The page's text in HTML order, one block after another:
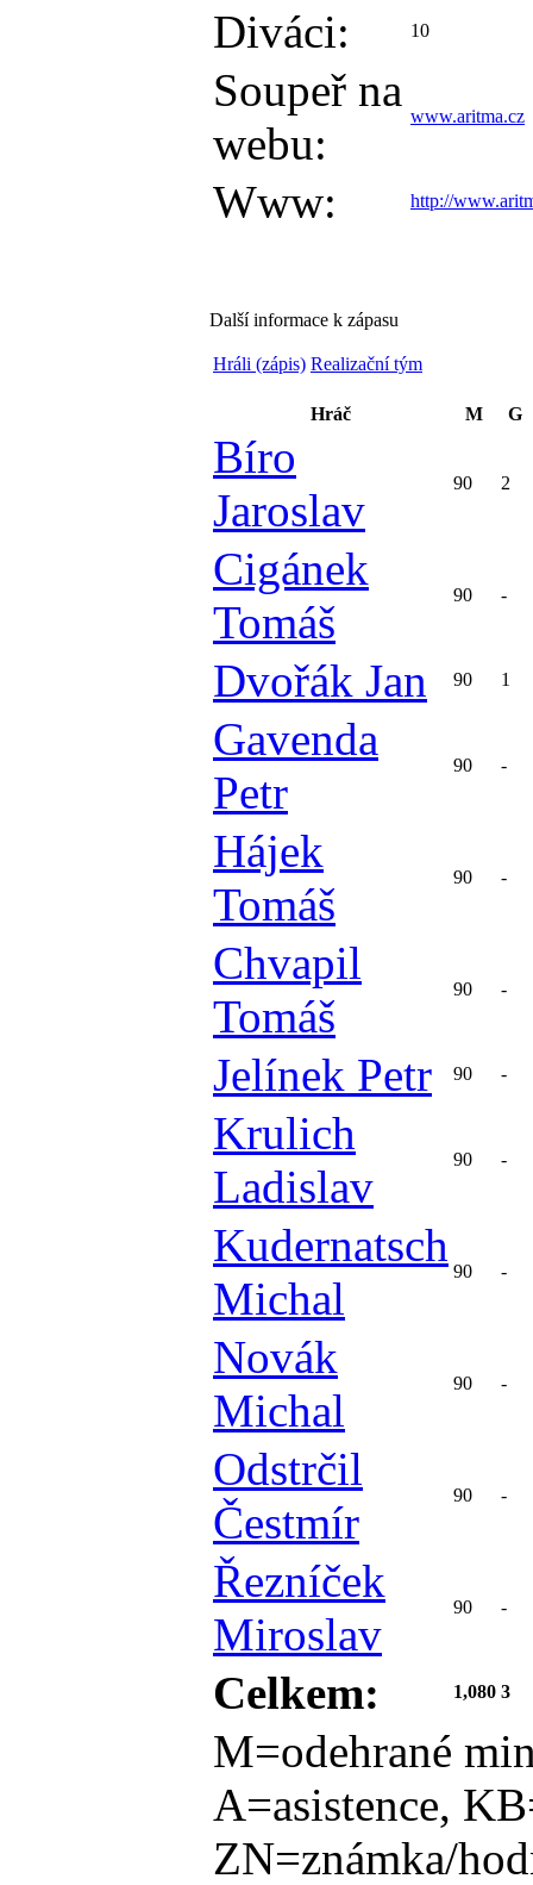
Diváci: 10
Soupeř na
webu:
www.aritma.cz
Www: http://
Další informace k zápasu
Hráli (zápis) Realizační tým
Hráč M G
Bíro
Jaroslav
90 2
Cigánek
Tomáš
90 -
Dvořák Jan 90 1
Gavenda
Petr
90 -
Hájek
Tomáš
90 -
Chvapil
Tomáš
90 -
Jelínek Petr 90 -
Krulich
Ladislav
90 -
Kudernatsch
Michal
90 -
Novák
Michal
90 -
Odstrčil
Čestmír
90 -
Řezníček
Miroslav
90 -
Celkem: 1,080 3
M=odehrané
A=asistence,
ZN=známka/